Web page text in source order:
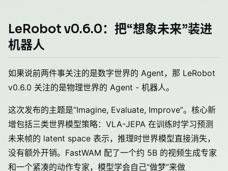
LeRobot v0.6.0：把“想象未来”装进
机器人
如果说前两件事关注的是数字世界的 Agent，那 LeRobot
v0.6.0 关注的是物理世界的 Agent - 机器人。
这次发布的主题是“Imagine, Evaluate, Improve”。核心新
增包括三类世界模型策略：VLA-JEPA 在训练时学习预测
未来帧的 latent space 表示，推理时世界模型直接消失，
没有额外开销。FastWAM 配了一个约 5B 的视频生成专家
和一个紧凑的动作专家，模型学会自己“做梦”来做